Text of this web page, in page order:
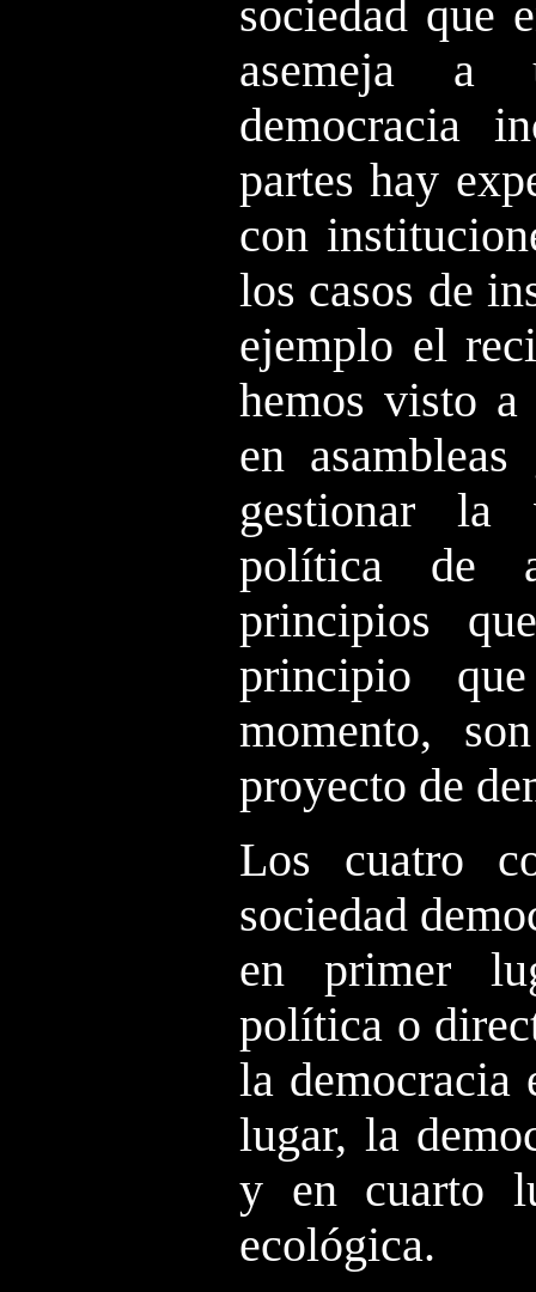
sociedad que
asemeja a
democracia
partes hay
con
los casos de
ejemplo el
hemos visto a
en
gestionar la
política de
principios
principio
momento,
proyecto de
Los cuatro
sociedad
en primer
política o
la democracia
lugar, la
y en cuarto
ecológica.